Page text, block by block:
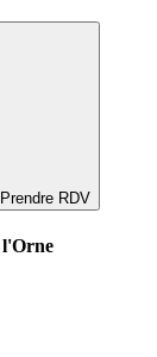
Prendre RDV
l'Orne